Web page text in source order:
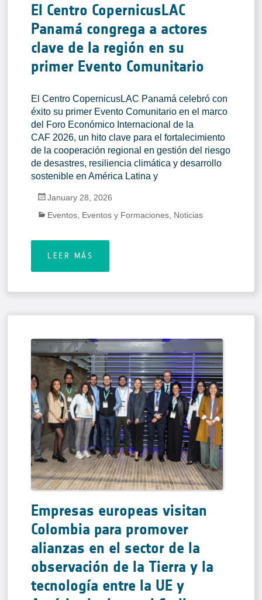
El Centro CopernicusLAC
Panamá congrega a actores
clave de la región en su
primer Evento Comunitario
El Centro CopernicusLAC Panamá celebró con
éxito su primer Evento Comunitario en el marco
del Foro Económico Internacional de la
CAF 2026, un hito clave para el fortalecimiento
de la cooperación regional en gestión del riesgo
de desastres, resiliencia climática y desarrollo
sostenible en América Latina y
January 28, 2026
Eventos Eventos y Formaciones Noticias
LEER MÁS
Empresas europeas visitan
Colombia para promover
alianzas en el sector de la
observación de la Tierra y la
tecnología entre la UE y